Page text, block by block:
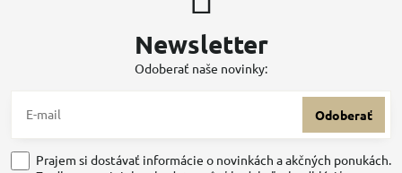
Newsletter
Odoberať naše novinky:
Odoberať
Prajem si dostávať informácie o novinkách a akčných ponukách.